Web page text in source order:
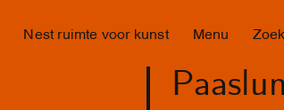
Nest ruimte voor kunst Menu Zoek